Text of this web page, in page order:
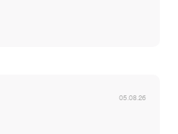
05.08.26